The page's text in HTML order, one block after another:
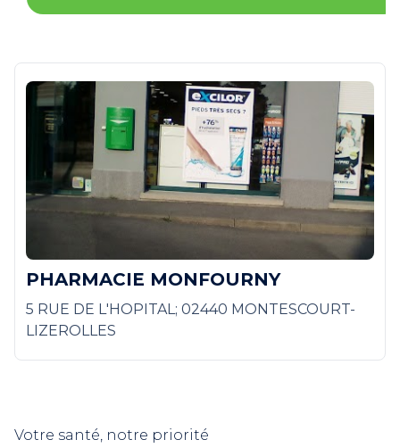
PHARMACIE MONFOURNY
5 RUE DE L'HOPITAL; 02440 MONTESCOURT-
LIZEROLLES
Votre santé, notre priorité